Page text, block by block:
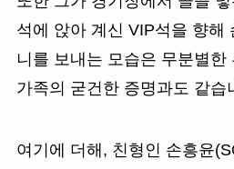
석에 앉아 계신 VIP석을 향해
니를 보내는 모습은 무분별한
가족의 굳건한 증명과도 같습
여기에 더해, 친형인 손흥윤